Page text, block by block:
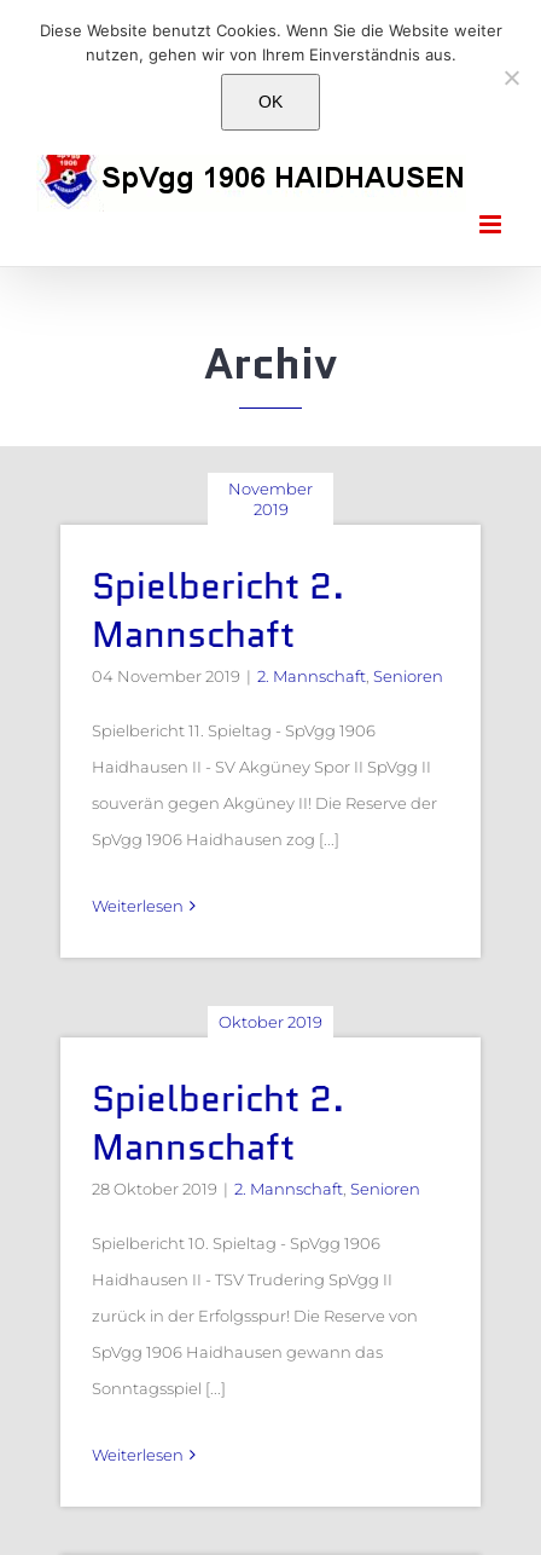
E-Mail: info@1906haidhausen.de
FacebookInstagram
E-
Archiv
November
2019
Spielbericht 2.
Mannschaft
04 November 2019 | 2. Mannschaft, Senioren
Spielbericht 11. Spieltag - SpVgg 1906
Haidhausen II - SV Akgüney Spor II SpVgg II
souverän gegen Akgüney II! Die Reserve der
SpVgg 1906 Haidhausen zog [...]
Weiterlesen
Oktober 2019
Spielbericht 2.
Mannschaft
28 Oktober 2019 | 2. Mannschaft, Senioren
Spielbericht 10. Spieltag - SpVgg 1906
Haidhausen II - TSV Trudering SpVgg II
zurück in der Erfolgsspur! Die Reserve von
SpVgg 1906 Haidhausen gewann das
Sonntagsspiel [...]
Weiterlesen
Diese Website benutzt Cookies. Wenn Sie die Website weiter
nutzen, gehen wir von Ihrem Einverständnis aus.
OK